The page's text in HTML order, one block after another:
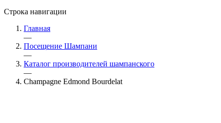
Строка навигации
Главная
—
Посещение Шампани
—
Каталог производителей шампанского
—
Champagne Edmond Bourdelat